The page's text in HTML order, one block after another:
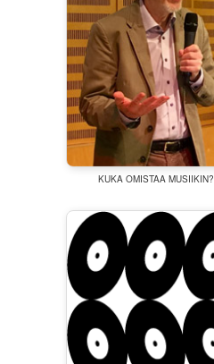
KUKA OMISTAA MUSIIKIN?